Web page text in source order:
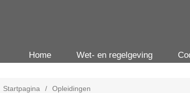
Home Wet- en regelgeving
Startpagina / Opleidingen